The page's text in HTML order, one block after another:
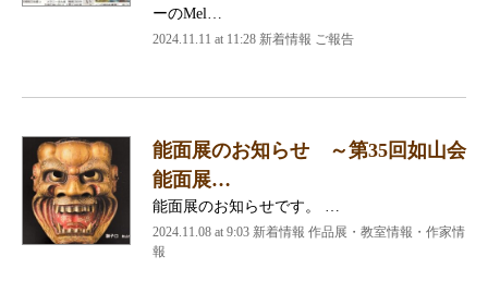
ーのMel…
2024.11.11 at 11:28 新着情報 ご報告
能面展のお知らせ ～第35回如山会
能面展…
能面展のお知らせです。 …
2024.11.08 at 9:03 新着情報 作品展・教室情報・作家情
報